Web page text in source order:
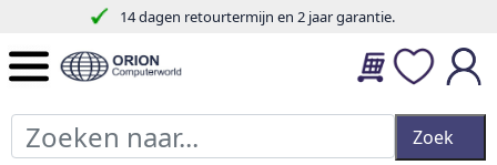
14 dagen retourtermijn en 2 jaar garantie.